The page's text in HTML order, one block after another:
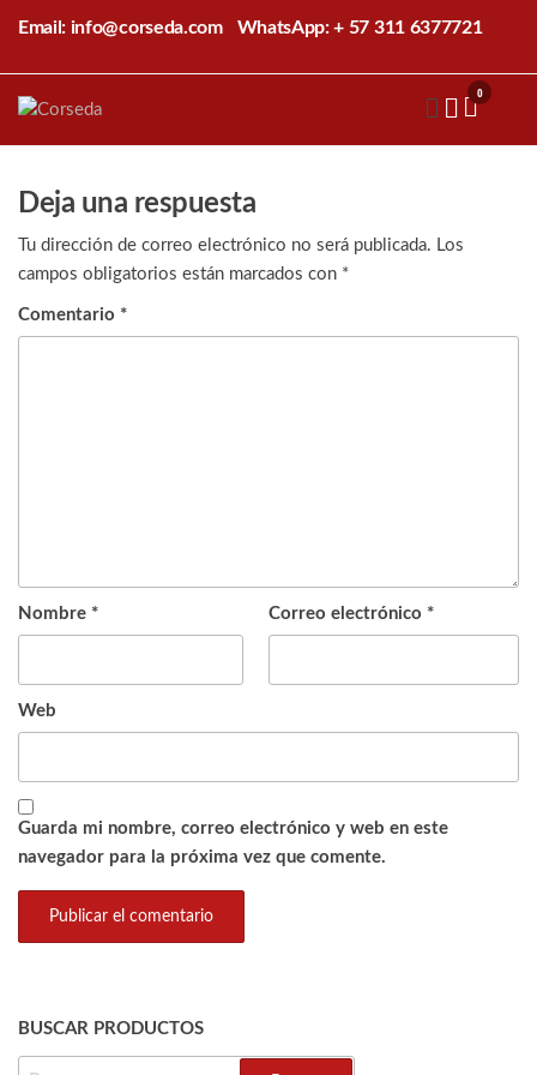
contenido
Email: info@corseda.com WhatsApp: + 57 311 6377721
sericultura
0
Deja una respuesta
Tu dirección de correo electrónico no será publicada. Los
campos obligatorios están marcados con *
Comentario *
Nombre * Correo electrónico *
Web
Guarda mi nombre, correo electrónico y web en este
navegador para la próxima vez que comente.
BUSCAR PRODUCTOS
BUSCAR: